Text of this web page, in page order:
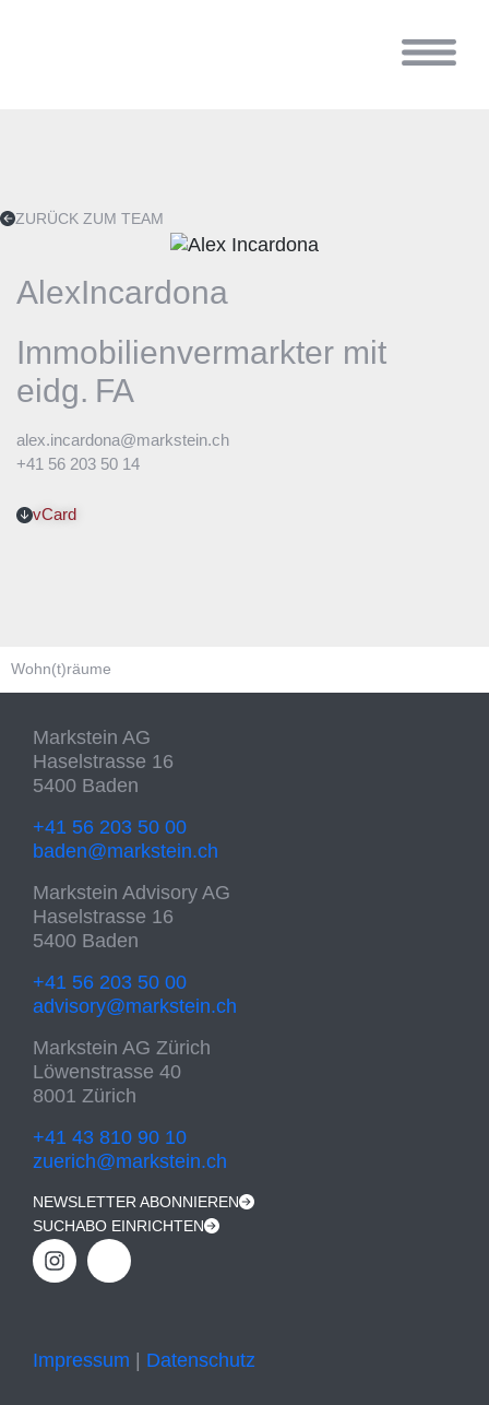
ZURÜCK ZUM TEAM
AlexIncardona
Immobilienvermarkter mit
eidg. FA
alex.incardona@markstein.ch
+41 56 203 50 14
vCard
Wohn(t)räume
Markstein AG
Haselstrasse 16
5400 Baden
+41 56 203 50 00
baden@markstein.ch
Markstein Advisory AG
Haselstrasse 16
5400 Baden
+41 56 203 50 00
advisory@markstein.ch
Markstein AG Zürich
Löwenstrasse 40
8001 Zürich
+41 43 810 90 10
zuerich@markstein.ch
NEWSLETTER ABONNIEREN
SUCHABO EINRICHTEN
Impressum Datenschutz